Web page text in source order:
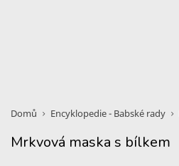
Domů Encyklopedie - Babské rady
Mrkvová maska s bílkem